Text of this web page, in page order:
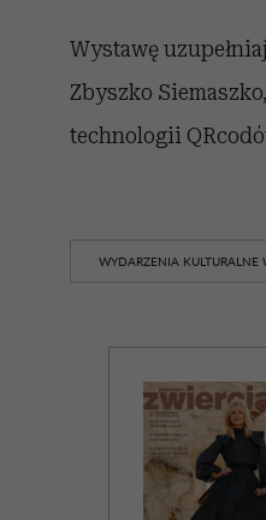
Wystawę
Zbyszko
technologii
WYDARZENIA KULTURALNE